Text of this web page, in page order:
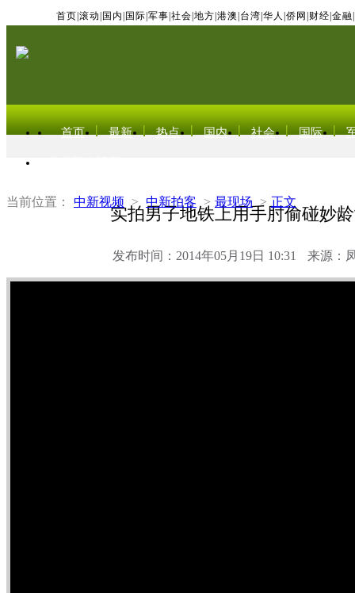
首页 滚动 国内 国际 军事 社会 地方 港澳 台湾 华人 侨网 财经 金融
首页 最新 热点 国内 社会 国际
当前位置： 中新视频 > 中新拍客 > 最现场 > 正文
实拍男子地铁上用手肘偷碰妙
发布时间：2014年05月19日 10:31 来源：